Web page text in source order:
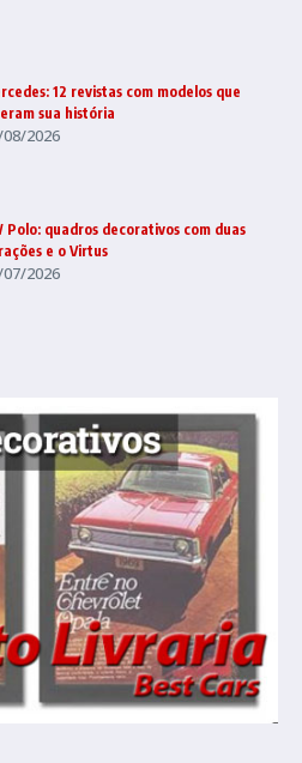
12 revistas com modelos que
sua história
2026
Polo: quadros decorativos com duas
e o Virtus
07/2026